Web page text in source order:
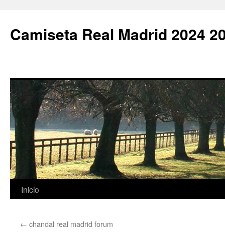
Camiseta Real Madrid 2024
Saltar
contenido
Inicio
← chandal real madrid forum